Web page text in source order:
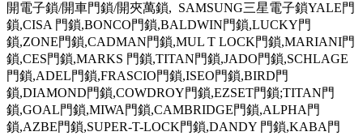
開電子鎖/開車門鎖/開夾萬鎖, SAMSUNG三星電子鎖YALE門
鎖,CISA 門鎖,BONCO門鎖,BALDWIN門鎖,LUCKY門
鎖,ZONE門鎖,CADMAN門鎖,MUL T LOCK門鎖,MARIANI門
鎖,CES門鎖,MARKS 門鎖,TITAN門鎖,JADO門鎖,SCHLAGE
門鎖,ADEL門鎖,FRASCIO門鎖,ISEO門鎖,BIRD門
鎖,DIAMOND門鎖,COWDROY門鎖,EZSET門鎖;TITAN門
鎖,GOAL門鎖,MIWA門鎖,CAMBRIDGE門鎖,ALPHA門
鎖,AZBE門鎖,SUPER-T-LOCK門鎖,DANDY 門鎖,KABA門